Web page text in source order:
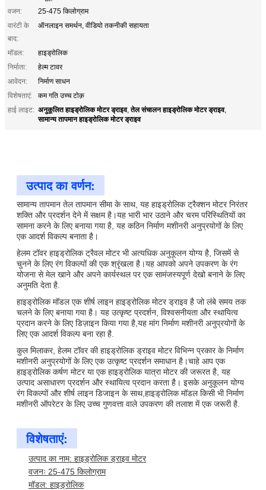
वजन:
25-475 किलोग्राम
वारंटी के
बाद:
ऑनलाइन समर्थन, वीडियो तकनीकी सहायता
मॉडल:
हाइड्रोलिक
निर्माता:
हेल्म टावर
आवेदन:
निर्माण साधन
विशेषताएं:
कम गति उच्च टोक़
हाई लाइट: अनुकूलित हाइड्रोलिक मोटर ड्राइव,तेल संचालन हाइड्रोलिक मोटर ड्राइव,
सामान्य तापमान हाइड्रोलिक मोटर ड्राइव
उत्पाद का वर्णन:
सामान्य तापमान तेल तापमान सीमा के साथ, यह हाइड्रोलिक ट्रैक्शन मोटर निरंतर
शक्ति और प्रदर्शन देने में सक्षम है।यह भारी भार उठाने और चरम परिस्थितियों का
सामना करने के लिए बनाया गया है, यह कठिन निर्माण मशीनरी अनुप्रयोगों के लिए
एक आदर्श विकल्प बनाता है।
हेलम टॉवर हाइड्रोलिक ट्रैवल मोटर भी अत्यधिक अनुकूलन योग्य है, जिसमें से
चुनने के लिए रंग विकल्पों की एक श्रृंखला है।यह आपको अपने उपकरण के रंग
योजना से मेल खाने और अपने कार्यस्थल पर एक सामंजस्यपूर्ण देखो बनाने के लिए
अनुमति देता है.
हाइड्रोलिक मॉडल एक शीर्ष लाइन हाइड्रोलिक मोटर ड्राइव है जो लंबे समय तक
चलने के लिए बनाया गया है। यह उत्कृष्ट प्रदर्शन, विश्वसनीयता और स्थायित्व
प्रदान करने के लिए डिज़ाइन किया गया है,यह मांग निर्माण मशीनरी अनुप्रयोगों के
लिए एक आदर्श विकल्प बना रहा है.
कुल मिलाकर, हेलम टॉवर की हाइड्रोलिक ड्राइव मोटर विभिन्न प्रकार के निर्माण
मशीनरी अनुप्रयोगों के लिए एक उत्कृष्ट प्रदर्शन समाधान है।चाहे आप एक
हाइड्रोलिक कर्षण मोटर या एक हाइड्रोलिक यात्रा मोटर की जरूरत है, यह
उत्पाद असाधारण प्रदर्शन और स्थायित्व प्रदान करता है। इसके अनुकूलन योग्य
रंग विकल्पों और शीर्ष लाइन डिजाइन के साथ,हाइड्रोलिक मॉडल किसी भी निर्माण
मशीनरी ऑपरेटर के लिए उच्च गुणवत्ता वाले उपकरण की तलाश में एक जरूरी है.
विशेषताएं:
उत्पाद का नाम: हाइड्रोलिक ड्राइव मोटर
वजनः 25-475 किलोग्राम
मॉडल: हाइड्रोलिक